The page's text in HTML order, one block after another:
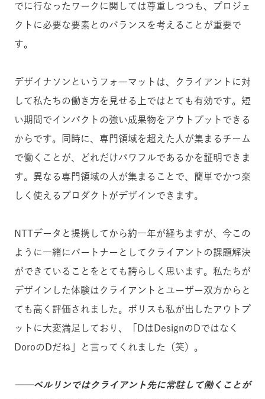
でに行なったワークに関しては尊重しつつも、プロジェ
クトに必要な要素とのバランスを考えることが重要で
す。
デザイナソンというフォーマットは、クライアントに対
して私たちの働き方を見せる上ではとても有効です。短
い期間でインパクトの強い成果物をアウトプットできる
からです。同時に、専門領域を超えた人が集まるチーム
で働くことが、どれだけパワフルであるかを証明できま
す。異なる専門領域の人が集まることで、簡単でかつ楽
しく使えるプロダクトがデザインできます。
NTTデータと提携してから約一年が経ちますが、今この
ように一緒にパートナーとしてクライアントの課題解決
ができていることをとても誇らしく思います。私たちが
デザインした体験はクライアントとユーザー双方からと
ても高く評価されました。ボリスも私が出したアウトプ
ットに大変満足しており、「DはDesignのDではなく
DoroのDだね」と言ってくれました（笑）。
──ベルリンではクライアント先に常駐して働くことが